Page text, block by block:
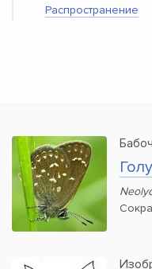
Распространение